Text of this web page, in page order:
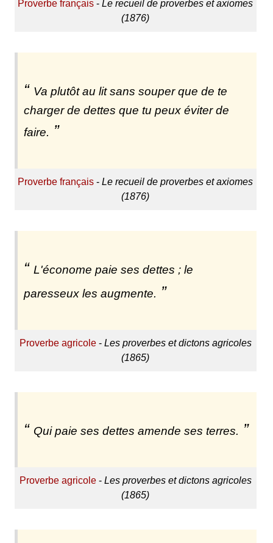
Proverbe français -Le recueil de proverbes et axiomes
(1876)
Va plutôt au lit sans souper que de te
charger de dettes que tu peux éviter de
faire.
Proverbe français -Le recueil de proverbes et axiomes
(1876)
L'économe paie ses dettes ; le
paresseux les augmente.
Proverbe agricole- Les proverbes et dictons agricoles
(1865)
Qui paie ses dettes amende ses terres.
Proverbe agricole- Les proverbes et dictons agricoles
(1865)